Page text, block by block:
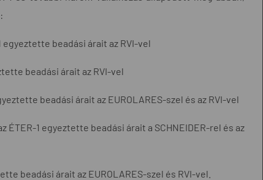
egyeztette beadási árait az RVI-vel
beadási árait az RVI-vel
beadási árait az EUROLARES-szel és az RVI-vel
1 egyeztette beadási árait a SCHNEIDER-rel és az
beadási árait az EUROLARES-szel és RVI-vel.